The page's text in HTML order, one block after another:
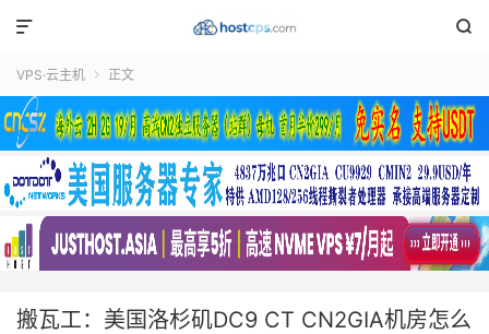


VPS·云主机  正文
搬瓦工：美国洛杉矶DC9 CT CN2GIA机房怎么